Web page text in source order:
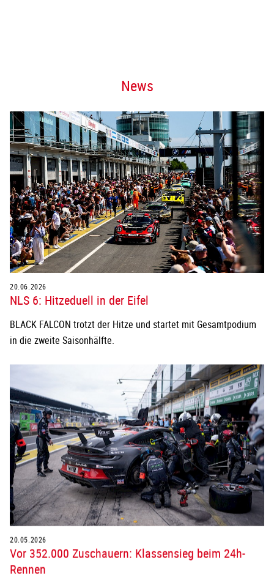
News
20.06.2026
NLS 6: Hitzeduell in der Eifel
BLACK FALCON trotzt der Hitze und startet mit Gesamtpodium
in die zweite Saisonhälfte.
20.05.2026
Vor 352.000 Zuschauern: Klassensieg beim 24h-
Rennen